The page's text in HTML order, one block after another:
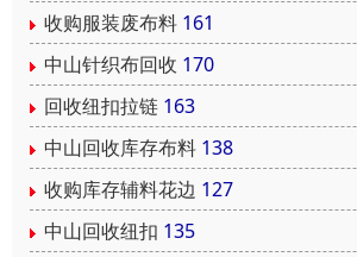
收购服装废布料 161
中山针织布回收 170
回收纽扣拉链 163
中山回收库存布料 138
收购库存辅料花边 127
中山回收纽扣 135